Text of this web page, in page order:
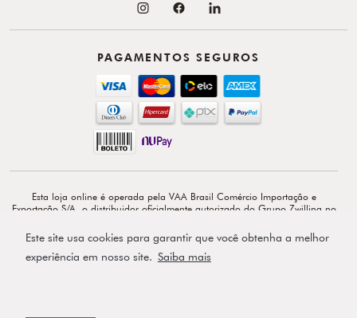
Este site usa cookies para garantir que você obtenha a melhor
experiência em nosso site. Saiba mais
PAGAMENTOS SEGUROS
Esta loja online é operada pela VAA Brasil Comércio Importação e
Exportação S/A, o distribuidor oficialmente autorizado do Grupo Zwilling no
exclusivamente responsável por todo o conteúdo e comunicação deste site. ©
Copyright 2026 - Av. Doutor Cardoso de Melo, 1855 - 14º - Vila Olímpia -
CEP: 04548-903 - São Paulo-SP.